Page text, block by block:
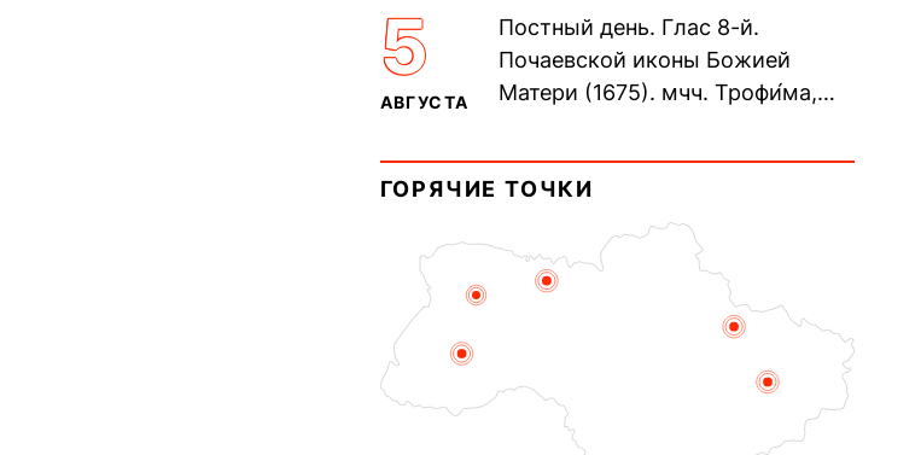
Дави́да (1015). Прп....
5
АВГУСТА
Постный день. Глас 8-й.
Почаевской иконы Божией
Матери (1675). мчч. Трофи́ма,
мучеников (284–305). прав.
воина Фео́дора...
ГОРЯЧИЕ ТОЧКИ